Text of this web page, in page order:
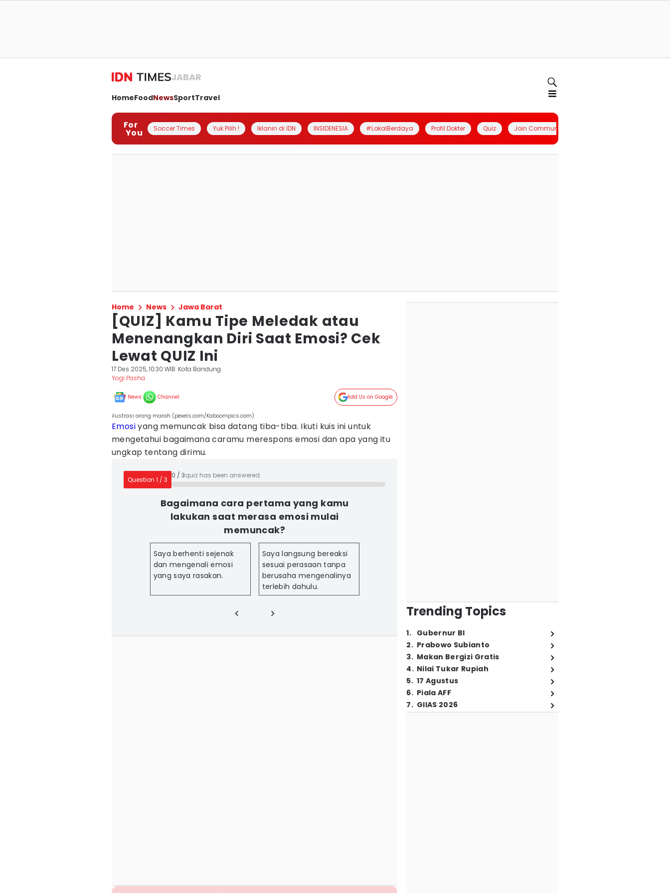
JABAR
HomeFoodNewsSportTravel
For
You Soccer Times Yuk Pilih ! Iklanin di IDN INSIDENESIA #LokalBerdaya Profil Dokter Quiz Join Community
Home News Jawa Barat
[QUIZ] Kamu Tipe Meledak atau
Menenangkan Diri Saat Emosi? Cek
Lewat QUIZ Ini
17 Des 2025, 10:30 WIB Kota Bandung
Yogi Pasha
News Channel Add Us on Google
ilustrasi orang marah (pexels.com/Kaboompics.com)
Emosiyang memuncak bisa datang tiba-tiba. Ikuti kuis ini untuk
mengetahui bagaimana caramu merespons emosi dan apa yang itu
ungkap tentang dirimu.
Question 1 / 3
0 / 3quiz has been answered.
Bagaimana cara pertama yang kamu
lakukan saat merasa emosi mulai
memuncak?
Saya berhenti sejenak
dan mengenali emosi
yang saya rasakan.
Saya langsung bereaksi
sesuai perasaan tanpa
berusaha mengenalinya
terlebih dahulu.
Trending Topics
1. Gubernur BI
2. Prabowo Subianto
3. Makan Bergizi Gratis
4. Nilai Tukar Rupiah
5. 17 Agustus
6. Piala AFF
7. GIIAS 2026